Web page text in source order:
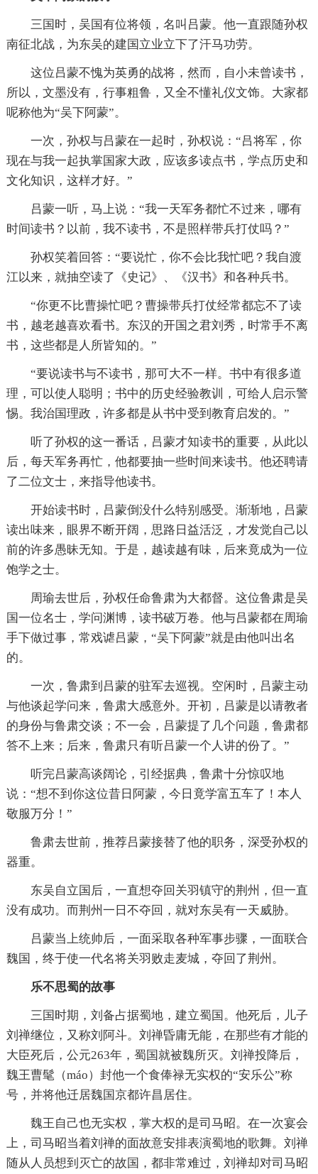
三国时，吴国有位将领，名叫吕蒙。他一直跟随孙权
南征北战，为东吴的建国立业立下了汗马功劳。
这位吕蒙不愧为英勇的战将，然而，自小未曾读书，
所以，文墨没有，行事粗鲁，又全不懂礼仪文饰。大家都
呢称他为“吴下阿蒙”。
一次，孙权与吕蒙在一起时，孙权说：“吕将军，你
现在与我一起执掌国家大政，应该多读点书，学点历史和
文化知识，这样才好。”
吕蒙一听，马上说：“我一天军务都忙不过来，哪有
时间读书？以前，我不读书，不是照样带兵打仗吗？”
孙权笑着回答：“要说忙，你不会比我忙吧？我自渡
江以来，就抽空读了《史记》、《汉书》和各种兵书。
“你更不比曹操忙吧？曹操带兵打仗经常都忘不了读
书，越老越喜欢看书。东汉的开国之君刘秀，时常手不离
书，这些都是人所皆知的。”
“要说读书与不读书，那可大不一样。书中有很多道
理，可以使人聪明；书中的历史经验教训，可给人启示警
惕。我治国理政，许多都是从书中受到教育启发的。”
听了孙权的这一番话，吕蒙才知读书的重要，从此以
后，每天军务再忙，他都要抽一些时间来读书。他还聘请
了二位文士，来指导他读书。
开始读书时，吕蒙倒没什么特别感受。渐渐地，吕蒙
读出味来，眼界不断开阔，思路日益活泛，才发觉自己以
前的许多愚昧无知。于是，越读越有味，后来竟成为一位
饱学之士。
周瑜去世后，孙权任命鲁肃为大都督。这位鲁肃是吴
国一位名士，学问渊博，读书破万卷。他与吕蒙都在周瑜
手下做过事，常戏谑吕蒙，“吴下阿蒙”就是由他叫出名
的。
一次，鲁肃到吕蒙的驻军去巡视。空闲时，吕蒙主动
与他谈起学问来，鲁肃大感意外。开初，吕蒙是以请教者
的身份与鲁肃交谈；不一会，吕蒙提了几个问题，鲁肃都
答不上来；后来，鲁肃只有听吕蒙一个人讲的份了。”
听完吕蒙高谈阔论，引经据典，鲁肃十分惊叹地
说：“想不到你这位昔日阿蒙，今日竟学富五车了！本人
敬服万分！”
鲁肃去世前，推荐吕蒙接替了他的职务，深受孙权的
器重。
东吴自立国后，一直想夺回关羽镇守的荆州，但一直
没有成功。而荆州一日不夺回，就对东吴有一天威胁。
吕蒙当上统帅后，一面采取各种军事步骤，一面联合
魏国，终于使一代名将关羽败走麦城，夺回了荆州。
乐不思蜀的故事
三国时期，刘备占据蜀地，建立蜀国。他死后，儿子
刘禅继位，又称刘阿斗。刘禅昏庸无能，在那些有才能的
大臣死后，公元263年，蜀国就被魏所灭。刘禅投降后，
魏王曹髦（máo）封他一个食俸禄无实权的“安乐公”称
号，并将他迁居魏国京都许昌居住。
魏王自己也无实权，掌大权的是司马昭。在一次宴会
上，司马昭当着刘禅的面故意安排表演蜀地的歌舞。刘禅
随从人员想到灭亡的故国，都非常难过，刘禅却对司马昭